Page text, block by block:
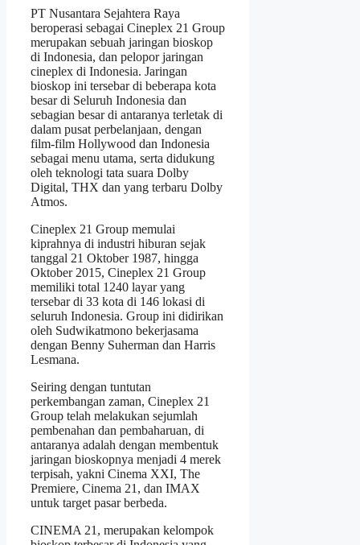
PT Nusantara Sejahtera Raya
beroperasi sebagai Cineplex 21 Group
merupakan sebuah jaringan bioskop
di Indonesia, dan pelopor jaringan
cineplex di Indonesia. Jaringan
bioskop ini tersebar di beberapa kota
besar di Seluruh Indonesia dan
sebagian besar di antaranya terletak di
dalam pusat perbelanjaan, dengan
film-film Hollywood dan Indonesia
sebagai menu utama, serta didukung
oleh teknologi tata suara Dolby
Digital, THX dan yang terbaru Dolby
Atmos.
Cineplex 21 Group memulai
kiprahnya di industri hiburan sejak
tanggal 21 Oktober 1987, hingga
Oktober 2015, Cineplex 21 Group
memiliki total 1240 layar yang
tersebar di 33 kota di 146 lokasi di
seluruh Indonesia. Group ini didirikan
oleh Sudwikatmono bekerjasama
dengan Benny Suherman dan Harris
Lesmana.
Seiring dengan tuntutan
perkembangan zaman, Cineplex 21
Group telah melakukan sejumlah
pembenahan dan pembaharuan, di
antaranya adalah dengan membentuk
jaringan bioskopnya menjadi 4 merek
terpisah, yakni Cinema XXI, The
Premiere, Cinema 21, dan IMAX
untuk target pasar berbeda.
CINEMA 21, merupakan kelompok